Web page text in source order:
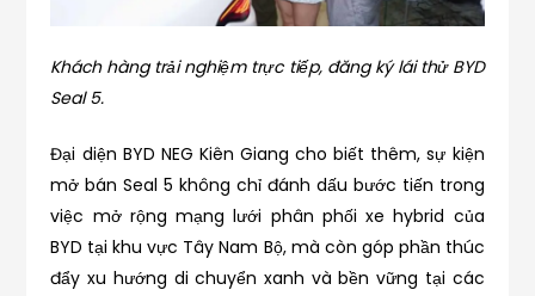
Khách hàng trải nghiệm trực tiếp, đăng ký lái thử BYD
Seal 5.
Đại diện BYD NEG Kiên Giang cho biết thêm, sự kiện
mở bán Seal 5 không chỉ đánh dấu bước tiến trong
việc mở rộng mạng lưới phân phối xe hybrid của
BYD tại khu vực Tây Nam Bộ, mà còn góp phần thúc
đẩy xu hướng di chuyển xanh và bền vững tại các